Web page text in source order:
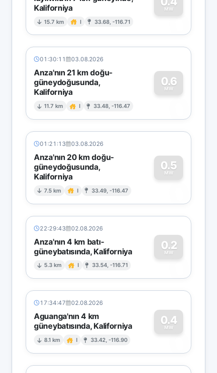
Kaliforniya
15.7 km I 33.68, -116.71
MW
0
01:30:11 03.08.2026
Anza'nın 21 km doğu-
güneydoğusunda,
Kaliforniya
11.7 km I 33.48, -116.47
0.6
MW
0
01:21:13 03.08.2026
Anza'nın 20 km doğu-
güneydoğusunda,
Kaliforniya
7.5 km I 33.49, -116.47
0.5
MW
0
22:29:43 02.08.2026
Anza'nın 4 km batı-
güneybatısında, Kaliforniya
5.3 km I 33.54, -116.71
0.2
MW
0
17:34:47 02.08.2026
Aguanga'nın 4 km
güneybatısında, Kaliforniya
8.1 km I 33.42, -116.90
0.4
MW
0